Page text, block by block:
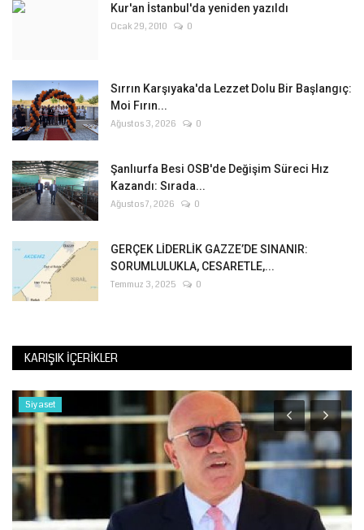
Kur'an İstanbul'da yeniden yazıldı
Ocak 29, 2010 0
Sırrın Karşıyaka'da Lezzet Dolu Bir Başlangıç:
Moi Fırın...
Ağustos 3, 2026 0
Şanlıurfa Besi OSB'de Değişim Süreci Hız
Kazandı: Sırada...
Ağustos 7, 2026 0
GERÇEK LİDERLİK GAZZE’DE SINANIR:
SORUMLULUKLA, CESARETLE,...
Temmuz 3, 2025 0
KARIŞIK İÇERIKLER
Siyaset